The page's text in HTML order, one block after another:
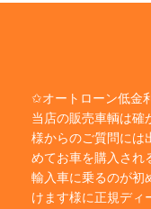
✩オートローン低金
当店の販売車輌は確
様からのご質問には
めてお車を購入され
輸入車に乗るのが初
けます様に正規ディ